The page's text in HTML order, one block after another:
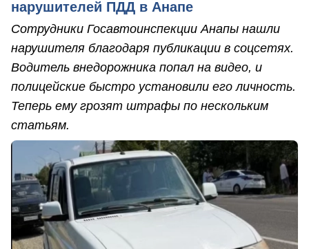
нарушителей ПДД в Анапе
Сотрудники Госавтоинспекции Анапы нашли
нарушителя благодаря публикации в соцсетях.
Водитель внедорожника попал на видео, и
полицейские быстро установили его личность.
Теперь ему грозят штрафы по нескольким
статьям.